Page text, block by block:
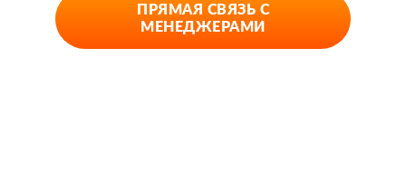
ПРЯМАЯ СВЯЗЬ С
МЕНЕДЖЕРАМИ